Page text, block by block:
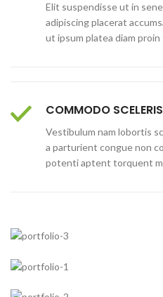
Elit suspendisse ut in
adipiscing placerat
ut ipsum platea diam proin
COMMODO
Vestibulum nam lobortis
a parturient congue non
potenti aptent torquent